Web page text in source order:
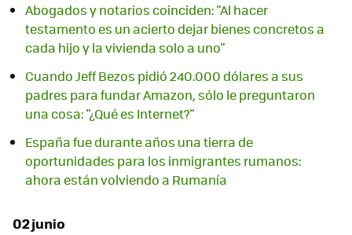
Abogados y notarios coinciden: "Al hacer
testamento es un acierto dejar bienes concretos a
cada hijo y la vivienda solo a uno"
Cuando Jeff Bezos pidió 240.000 dólares a sus
padres para fundar Amazon, sólo le preguntaron
una cosa: "¿Qué es Internet?"
España fue durante años una tierra de
oportunidades para los inmigrantes rumanos:
ahora están volviendo a Rumanía
02 junio